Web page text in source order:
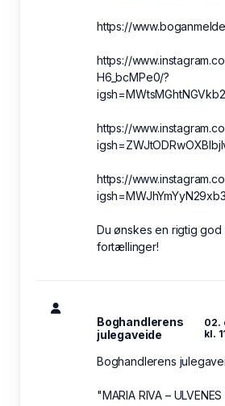
https://
https://
H6_bcMPe0/?
https://
https://
Du ønskes en rigtig
fortællinger!
Boghandlerens
julegaveide
02.
kl.
Boghandlerens
"MARIA RIVA –